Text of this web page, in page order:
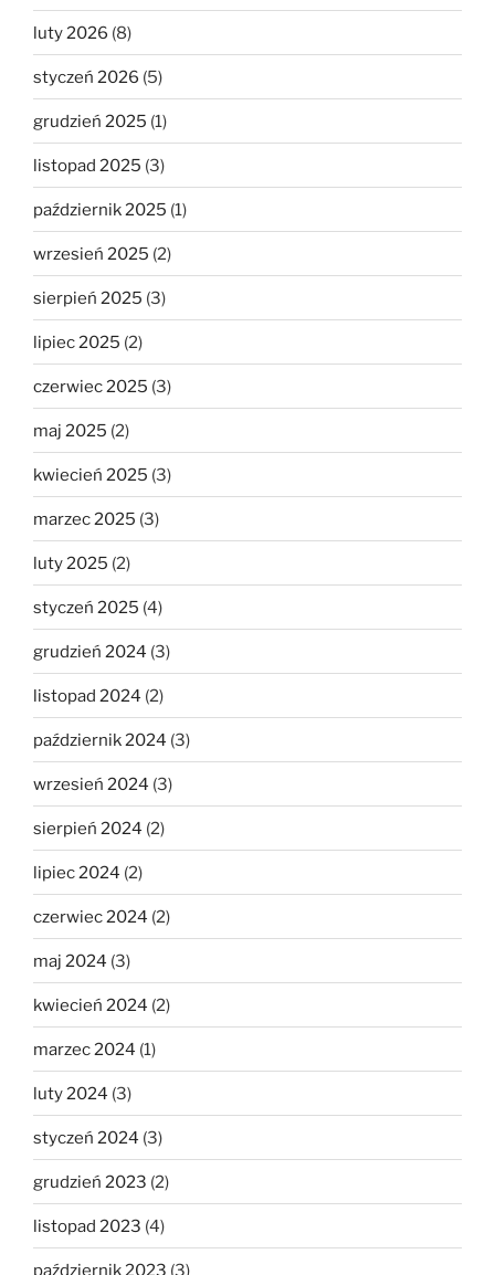
luty 2026 (8)
styczeń 2026 (5)
grudzień 2025 (1)
listopad 2025 (3)
październik 2025 (1)
wrzesień 2025 (2)
sierpień 2025 (3)
lipiec 2025 (2)
czerwiec 2025 (3)
maj 2025 (2)
kwiecień 2025 (3)
marzec 2025 (3)
luty 2025 (2)
styczeń 2025 (4)
grudzień 2024 (3)
listopad 2024 (2)
październik 2024 (3)
wrzesień 2024 (3)
sierpień 2024 (2)
lipiec 2024 (2)
czerwiec 2024 (2)
maj 2024 (3)
kwiecień 2024 (2)
marzec 2024 (1)
luty 2024 (3)
styczeń 2024 (3)
grudzień 2023 (2)
listopad 2023 (4)
październik 2023 (3)